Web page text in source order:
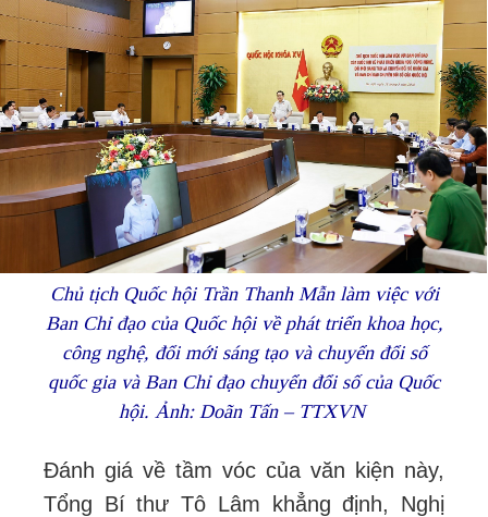
Chủ tịch Quốc hội Trần Thanh Mẫn làm việc với
Ban Chỉ đạo của Quốc hội về phát triển khoa học,
công nghệ, đổi mới sáng tạo và chuyển đổi số
quốc gia và Ban Chỉ đạo chuyển đổi số của Quốc
hội. Ảnh: Doãn Tấn – TTXVN
Đánh giá về tầm vóc của văn kiện này,
Tổng Bí thư Tô Lâm khẳng định, Nghị